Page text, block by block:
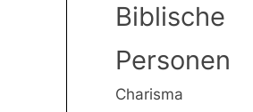
Biblische
Personen
Charisma